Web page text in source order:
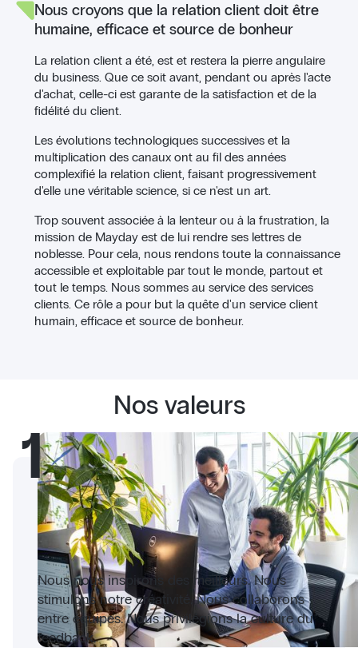
Nous croyons que la relation client doit être
humaine, efficace et source de bonheur
La relation client a été, est et restera la pierre angulaire
du business. Que ce soit avant, pendant ou après l'acte
d'achat, celle-ci est garante de la satisfaction et de la
fidélité du client.
Les évolutions technologiques successives et la
multiplication des canaux ont au fil des années
complexifié la relation client, faisant progressivement
d'elle une véritable science, si ce n'est un art.
Trop souvent associée à la lenteur ou à la frustration, la
mission de Mayday est de lui rendre ses lettres de
noblesse. Pour cela, nous rendons toute la connaissance
accessible et exploitable par tout le monde, partout et
tout le temps. Nous sommes au service des services
clients. Ce rôle a pour but la quête d'un service client
humain, efficace et source de bonheur.
Nos valeurs
1
Nous nous inspirons des meilleurs. Nous
stimulons notre créativité. Nous collaborons
entre équipes. Nous privilégions la culture du
feedback.